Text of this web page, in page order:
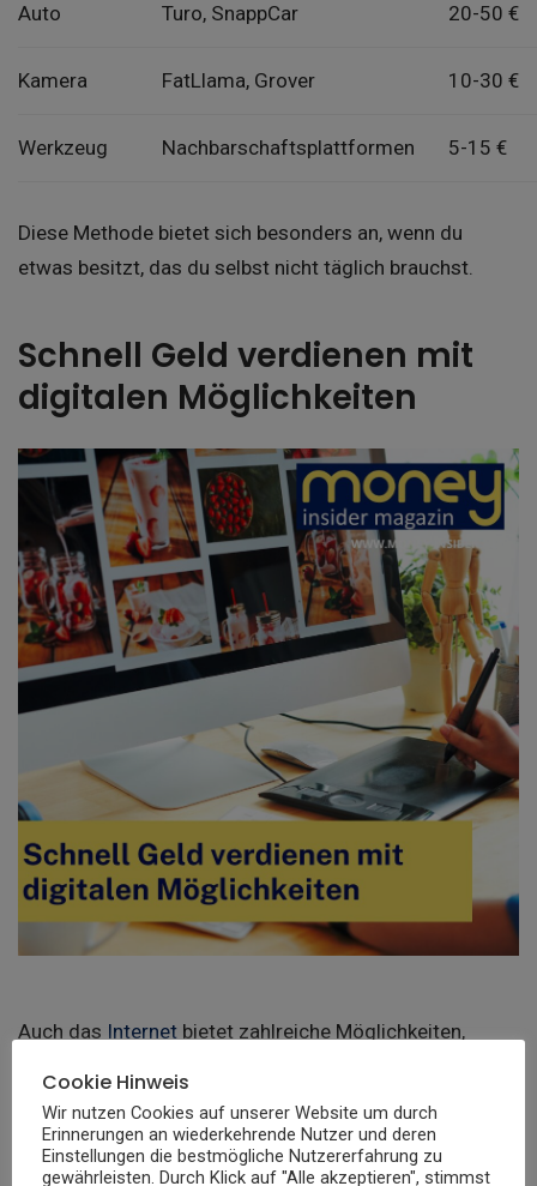
Auto Turo, SnappCar 20-50 €
Kamera FatLlama, Grover 10-30 €
Werkzeug Nachbarschaftsplattformen 5-15 €
Diese Methode bietet sich besonders an, wenn du
etwas besitzt, das du selbst nicht täglich brauchst.
Schnell Geld verdienen mit
digitalen Möglichkeiten
Auch das Internet bietet zahlreiche Möglichkeiten,
Möglichkeiten:
Cookie Hinweis
Wir nutzen Cookies auf unserer Website um durch
Erinnerungen an wiederkehrende Nutzer und deren
Einstellungen die bestmögliche Nutzererfahrung zu
gewährleisten. Durch Klick auf "Alle akzeptieren", stimmst